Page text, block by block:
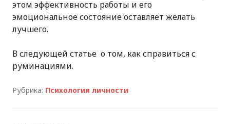
этом эффективность работы и его
эмоциональное состояние оставляет желать
лучшего.
В следующей статье о том, как справиться с
руминациями.
Рубрика: Психология личности